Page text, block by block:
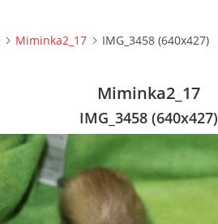
Miminka2_17 IMG_3458 (640x427)
Miminka2_17
IMG_3458 (640x427)